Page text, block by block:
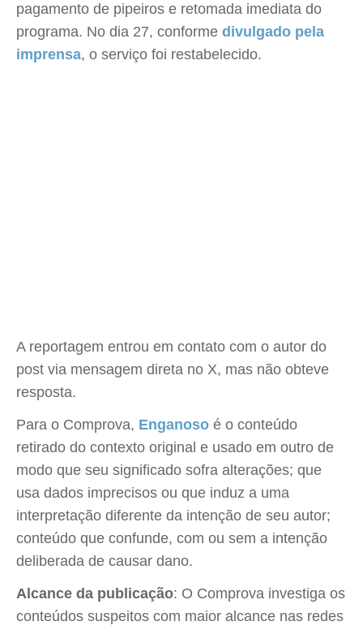
pagamento de pipeiros e retomada imediata do
programa. No dia 27, conforme divulgado pela
imprensa, o serviço foi restabelecido.
A reportagem entrou em contato com o autor do
post via mensagem direta no X, mas não obteve
resposta.
Para o Comprova, Enganoso é o conteúdo
retirado do contexto original e usado em outro de
modo que seu significado sofra alterações; que
usa dados imprecisos ou que induz a uma
interpretação diferente da intenção de seu autor;
conteúdo que confunde, com ou sem a intenção
deliberada de causar dano.
Alcance da publicação: O Comprova investiga os
conteúdos suspeitos com maior alcance nas redes